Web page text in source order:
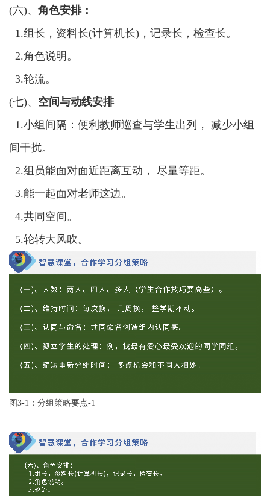
(六)、 角色安排：
1.组长，资料长(计算机长)，记录长，检查长。
2.角色说明。
3.轮流。
(七)、 空间与动线安排
1.小组间隔：便利教师巡查与学生出列， 减少小组
间干扰。
2.组员能面对面近距离互动， 尽量等距。
3.能一起面对老师这边。
4.共同空间。
5.轮转大风吹。
图 3-1：分组策略要点-1